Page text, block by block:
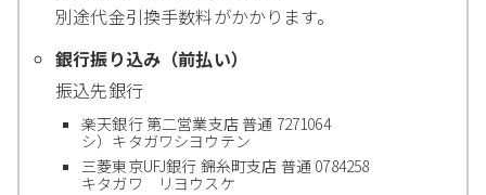
別途代金引換手数料がかかります。
銀行振り込み（前払い）
振込先銀行
楽天銀行 第二営業支店 普通 7271064
シ）キタガワシヨウテン
三菱東京UFJ銀行 錦糸町支店 普通 0784258
キタガワ リヨウスケ